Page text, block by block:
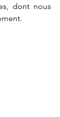
dont nous